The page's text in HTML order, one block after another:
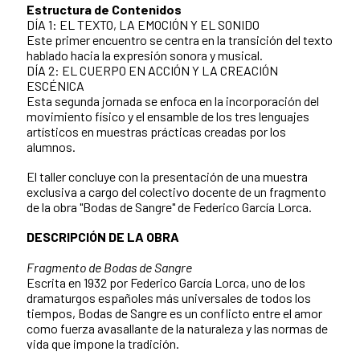
Estructura de Contenidos
DÍA 1: EL TEXTO, LA EMOCIÓN Y EL SONIDO
Este primer encuentro se centra en la transición del texto
hablado hacia la expresión sonora y musical.
DÍA 2: EL CUERPO EN ACCIÓN Y LA CREACIÓN
ESCÉNICA
Esta segunda jornada se enfoca en la incorporación del
movimiento físico y el ensamble de los tres lenguajes
artísticos en muestras prácticas creadas por los
alumnos.
El taller concluye con la presentación de una muestra
exclusiva a cargo del colectivo docente de un fragmento
de la obra "Bodas de Sangre" de Federico García Lorca.
DESCRIPCIÓN DE LA OBRA
Fragmento de Bodas de Sangre
Escrita en 1932 por Federico García Lorca, uno de los
dramaturgos españoles más universales de todos los
tiempos, Bodas de Sangre es un conflicto entre el amor
como fuerza avasallante de la naturaleza y las normas de
vida que impone la tradición.